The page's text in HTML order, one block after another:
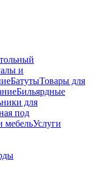
и
БатутыТовары для
Бильярдные
для
под
мебельУслуги